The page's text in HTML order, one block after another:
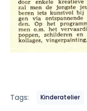
Tags: Kinderatelier